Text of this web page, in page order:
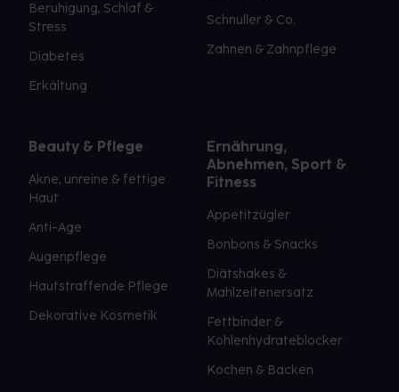
Beruhigung, Schlaf &
Stress
Diabetes
Erkältung
Schnuller & Co.
Zahnen & Zahnpflege
Beauty & Pflege
Akne, unreine & fettige
Haut
Anti-Age
Augenpflege
Hautstraffende Pflege
Dekorative Kosmetik
Ernährung,
Abnehmen, Sport &
Fitness
Appetitzügler
Bonbons & Snacks
Diätshakes &
Mahlzeitenersatz
Fettbinder &
Kohlenhydrateblocker
Kochen & Backen